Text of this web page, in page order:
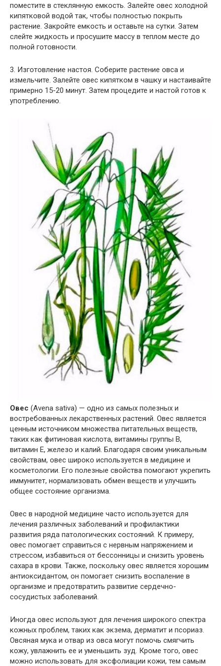
поместите в стеклянную емкость. Залейте овес холодной
кипятковой водой так, чтобы полностью покрыть
растение. Закройте емкость и оставьте на сутки. Затем
слейте жидкость и просушите массу в теплом месте до
полной готовности.
3. Изготовление настоя. Соберите растение овса и
измельчите. Залейте овес кипятком в чашку и настаивайте
примерно 15-20 минут. Затем процедите и настой готов к
употреблению.
Овес (Avena sativa) — одно из самых полезных и
востребованных лекарственных растений. Овес является
ценным источником множества питательных веществ,
таких как фитиновая кислота, витамины группы B,
витамин Е, железо и калий. Благодаря своим уникальным
свойствам, овес широко используется в медицине и
косметологии. Его полезные свойства помогают укрепить
иммунитет, нормализовать обмен веществ и улучшить
общее состояние организма.
Овес в народной медицине часто используется для
лечения различных заболеваний и профилактики
развития ряда патологических состояний. К примеру,
овес помогает справиться с нервным напряжением и
стрессом, избавиться от бессонницы и снизить уровень
сахара в крови. Также, поскольку овес является хорошим
антиоксидантом, он помогает снизить воспаление в
организме и предотвратить развитие сердечно-
сосудистых заболеваний.
Иногда овес используют для лечения широкого спектра
кожных проблем, таких как экзема, дерматит и псориаз.
Овсяная мука и отвар из овса могут помочь смягчить
кожу, увлажнить ее и уменьшить зуд. Кроме того, овес
можно использовать для эксфолиации кожи, тем самым